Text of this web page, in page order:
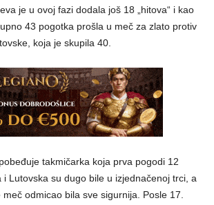
je u ovoj fazi dodala još 18 „hitova“ i kao
43 pogotka prošla u meč za zlato protiv
koja je skupila 40.
takmičarka koja prva pogodi 12
i Lutovska su dugo bile u izjednačenoj trci, a
odmicao bila sve sigurnija. Posle 17.